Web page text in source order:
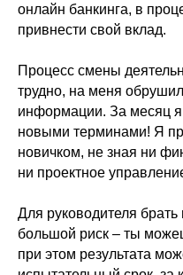
онлайн банкинга, в
привнести свой вклад.
Процесс смены
трудно, на меня
информации. За месяц
новыми терминами! Я
новичком, не зная ни
ни проектное
Для руководителя
большой риск – ты
при этом результата